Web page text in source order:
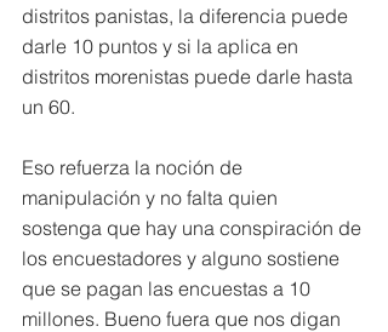
distritos panistas, la diferencia puede
darle 10 puntos y si la aplica en
distritos morenistas puede darle hasta
un 60.
Eso refuerza la noción de
manipulación y no falta quien
sostenga que hay una conspiración de
los encuestadores y alguno sostiene
que se pagan las encuestas a 10
millones. Bueno fuera que nos digan